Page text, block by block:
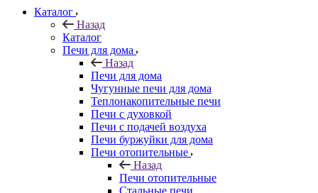
Каталог
Назад
Каталог
Печи для дома
Назад
Печи для дома
Чугунные печи для дома
Теплонакопительные печи
Печи с духовкой
Печи с подачей воздуха
Печи буржуйки для дома
Печи отопительные
Назад
Печи отопительные
Стальные печи